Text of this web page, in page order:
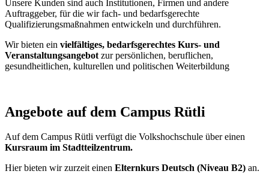
Unsere Kunden sind auch Institutionen, Firmen und andere
Auftraggeber, für die wir fach- und bedarfsgerechte
Qualifizierungsmaßnahmen entwickeln und durchführen.
Wir bieten ein vielfältiges, bedarfsgerechtes Kurs- und
Veranstaltungsangebot zur persönlichen, beruflichen,
gesundheitlichen, kulturellen und politischen Weiterbildung
Angebote auf dem Campus Rütli
Auf dem Campus Rütli verfügt die Volkshochschule über einen
Kursraum im Stadtteilzentrum.
Hier bieten wir zurzeit einen Elternkurs Deutsch (Niveau B2) an.